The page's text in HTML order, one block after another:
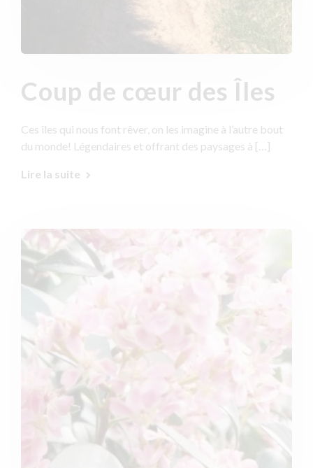
Coup de cœur des Îles
Ces îles qui nous font rêver, on les imagine à l’autre bout
du monde! Légendaires et offrant des paysages à […]
Lire la suite